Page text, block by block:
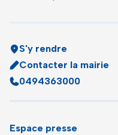
S'y rendre
Contacter la mairie
0494363000
Espace presse